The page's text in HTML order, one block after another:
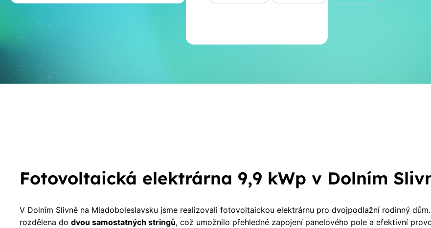
Fotovoltaická elektrárna 9,9 kWp v Dolním
V Dolním Slivně na Mladoboleslavsku jsme realizovali fotovoltaickou elektrárnu pro dvojpodlažní rodinný
rozdělena do dvou samostatných stringů, což umožnilo přehledné zapojení panelového pole a efektivní